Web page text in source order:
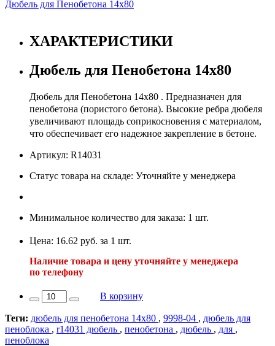
Дюбель для Пенобетона 14х80
ХАРАКТЕРИСТИКИ
Дюбель для Пенобетона 14х80
Дюбель для Пенобетона 14х80 . Предназначен для
пенобетона (пористого бетона). Высокие ребра дюбеля
увеличивают площадь соприкосновения с материалом,
что обеспечивает его надежное закрепление в бетоне.
Артикул: R14031
Статус товара на складе: Уточняйте у менеджера
Минимальное количество для заказа: 1 шт.
Цена: 16.62 руб. за 1 шт.
Наличие товара и цену уточняйте у менеджера
по телефону
В корзину
Теги: дюбель для пенобетона 14х80 , 9998-04 , дюбель для
пеноблока , r14031 дюбель , пенобетона , дюбель , для ,
пеноблока